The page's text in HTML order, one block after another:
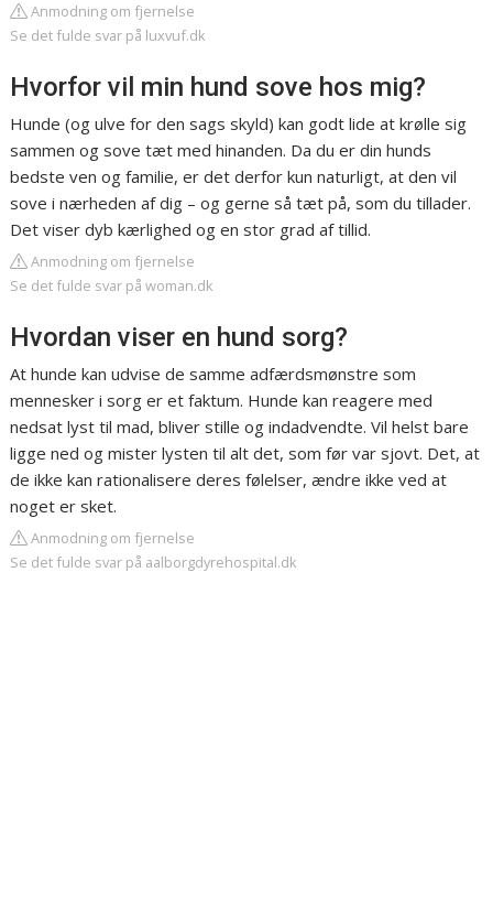
Anmodning om fjernelse
Se det fulde svar på luxvuf.dk
Hvorfor vil min hund sove hos mig?
Hunde (og ulve for den sags skyld) kan godt lide at krølle sig
sammen og sove tæt med hinanden. Da du er din hunds
bedste ven og familie, er det derfor kun naturligt, at den vil
sove i nærheden af dig – og gerne så tæt på, som du tillader.
Det viser dyb kærlighed og en stor grad af tillid.
Anmodning om fjernelse
Se det fulde svar på woman.dk
Hvordan viser en hund sorg?
At hunde kan udvise de samme adfærdsmønstre som
mennesker i sorg er et faktum. Hunde kan reagere med
nedsat lyst til mad, bliver stille og indadvendte. Vil helst bare
ligge ned og mister lysten til alt det, som før var sjovt. Det, at
de ikke kan rationalisere deres følelser, ændre ikke ved at
noget er sket.
Anmodning om fjernelse
Se det fulde svar på aalborgdyrehospital.dk